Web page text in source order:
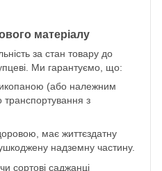
матеріалу
за стан товару до
Ми гарантуємо, що:
(або належним
з
має життєздатну
надземну частину.
сортові саджанці